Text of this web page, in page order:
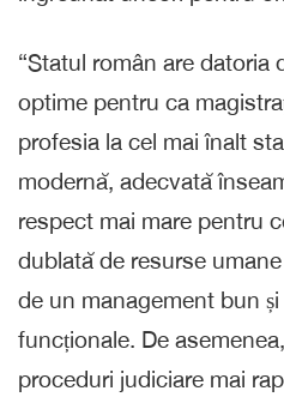
“Statul român are datoria
optime pentru ca
profesia la cel mai înalt
modernă, adecvată
respect mai mare pentru
dublată de resurse
de un management bun
funcționale. De
proceduri judiciare mai